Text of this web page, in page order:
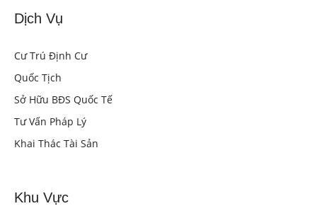
Dịch Vụ
Cư Trú Định Cư
Quốc Tịch
Sở Hữu BĐS Quốc Tế
Tư Vấn Pháp Lý
Khai Thác Tài Sản
Khu Vực